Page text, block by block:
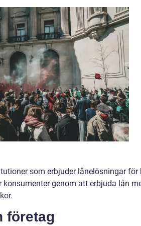
som erbjuder lånelösningar för
genom att erbjuda lån
företag